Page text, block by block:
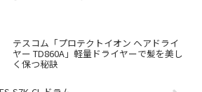
テスコム「プロテクトイオン ヘアドライ
ヤー TD860A」軽量ドライヤーで髪を美し
く保つ秘訣